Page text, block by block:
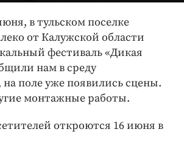
чтиво
в тульском поселке
от Калужской области
фестиваль «Дикая
нам в среду
поле уже появились сцены.
монтажные работы.
откроются 16 июня в